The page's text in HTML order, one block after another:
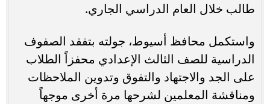
طالب خلال العام الدراسي الجاري.
واستكمل محافظ أسيوط، جولته بتفقد الصفوف
الدراسية للصف الثالث الإعدادي محفزاً الطلاب
على الجد والاجتهاد والتفوق وتدوين الملاحظات
ومناقشة المعلمين لشرحها مرة أخرى موجهاً